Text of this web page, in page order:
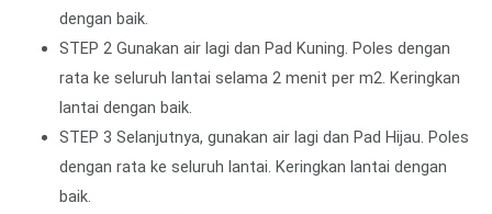
dengan baik.
STEP 2 Gunakan air lagi dan Pad Kuning. Poles dengan
rata ke seluruh lantai selama 2 menit per m2. Keringkan
lantai dengan baik.
STEP 3 Selanjutnya, gunakan air lagi dan Pad Hijau. Poles
dengan rata ke seluruh lantai. Keringkan lantai dengan
baik.